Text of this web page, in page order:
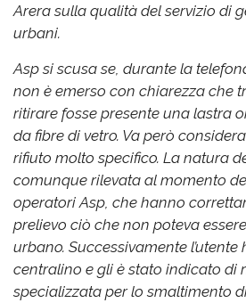
Arera sulla qualità del servizio di
urbani.
Asp si scusa se, durante la
non è emerso con chiarezza che
ritirare fosse presente una lastra
da fibre di vetro. Va però
rifiuto molto specifico. La natura
comunque rilevata al momento
operatori Asp, che hanno
prelievo ciò che non poteva
urbano. Successivamente
centralino e gli è stato indicato di
specializzata per lo smaltimento